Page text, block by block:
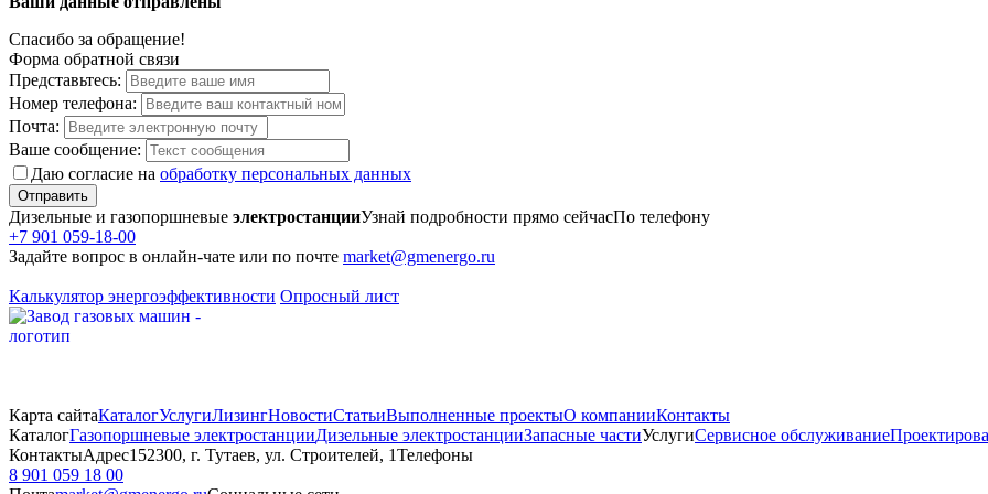
Спасибо за обращение!
Форма обратной связи
Представьтесь:
Номер телефона:
Почта:
Ваше сообщение:
Даю согласие на обработку персональных данных
Отправить
Дизельные и газопоршневые электростанцииУзнай подробности прямо сейчасПо телефону
+7 901 059-18-00
Задайте вопрос в онлайн-чате или по почте market@gmenergo.ru
Калькулятор энергоэффективности Опросный лист
Карта сайтаКаталогУслугиЛизингНовостиСтатьиВыполненные проектыО компанииКонтакты
КаталогГазопоршневые электростанцииДизельные электростанцииЗапасные частиУслугиСервисное обслуживание
КонтактыАдрес152300, г. Тутаев, ул. Строителей, 1Телефоны
8 901 059 18 00